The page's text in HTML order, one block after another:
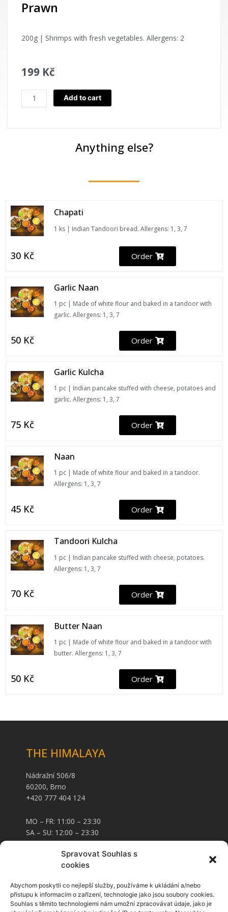
Spravovat Souhlas s
cookies
Abychom poskytli co nejlepší služby, používáme k ukládání a/nebo
přístupu k informacím o zařízení, technologie jako jsou soubory cookies.
Souhlas s těmito technologiemi nám umožní zpracovávat údaje, jako je
Prawn
200g | Shrimps with fresh vegetables. Allergens: 2
199 Kč
Prawn
quantity
Add to cart
Anything else?
Chapati
1 ks | Indian Tandoori bread. Allergens: 1, 3, 7
30 Kč Order
Garlic Naan
1 pc | Made of white flour and baked in a tandoor with
garlic. Allergens: 1, 3, 7
50 Kč Order
Garlic Kulcha
1 pc | Indian pancake stuffed with cheese, potatoes and
garlic. Allergens: 1, 3, 7
75 Kč Order
Naan
1 pc | Made of white flour and baked in a tandoor.
Allergens: 1, 3, 7
45 Kč Order
Tandoori Kulcha
1 pc | Indian pancake stuffed with cheese, potatoes.
Allergens: 1, 3, 7
70 Kč Order
Butter Naan
1 pc | Made of white flour and baked in a tandoor with
butter. Allergens: 1, 3, 7
50 Kč Order
THE HIMALAYA
Nádražní 506/8
60200, Brno
+420 777 404 124
MO – FR: 11:00 – 23:30
SA – SU: 12:00 – 23:30
CARD AND FOOD VOUCHERS
Food vouchers
Voucher cards